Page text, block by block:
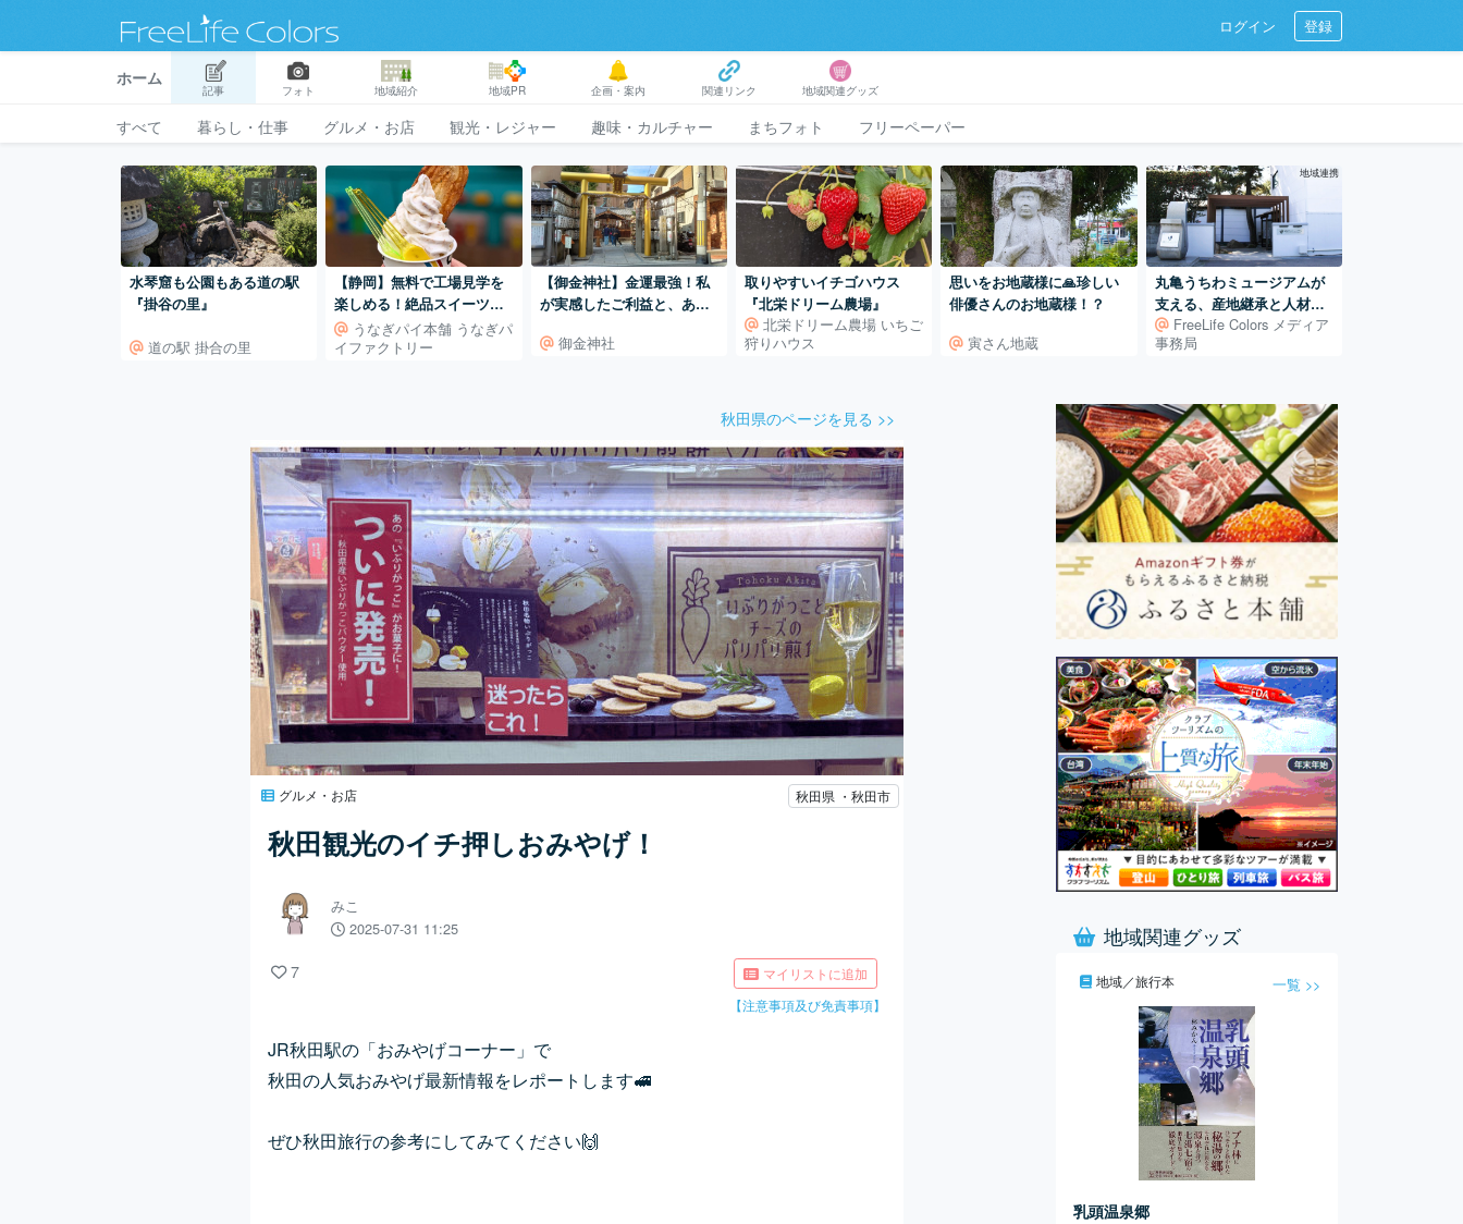
ログイン 登録
ホーム
記事 フォト 地域紹介 地域PR 企画・案内 関連リンク 地域関連グッズ
すべて 暮らし・仕事 グルメ・お店 観光・レジャー 趣味・カルチャー まちフォト フリーペーパー
水琴窟も公園もある道の駅
『掛谷の里』
道の駅 掛合の里
【静岡】無料で工場見学を
楽しめる！絶品スイーツも♪
『うなぎパイファクトリ
ー』
うなぎパイ本舗 うなぎパ
イファクトリー
【御金神社】金運最強！私
が実感したご利益と、あま
神様も祀られている！
御金神社
取りやすいイチゴハウス
『北栄ドリーム農場』
北栄ドリーム農場 いちご
狩りハウス
思いをお地蔵様に🙏珍しい
俳優さんのお地蔵様！？
寅さん地蔵
地域連携
丸亀うちわミュージアムが
支える、産地継承と人材育
成 ― 400年続く地場産業
を、次の世代へ
FreeLife Colors メディア
事務局
秋田県のページを見る >>
グルメ・お店 秋田県 ・秋田市
秋田観光のイチ押しおみやげ！
みこ
2025-07-31 11:25
7
マイリストに追加
【注意事項及び免責事項】
JR秋田駅の「おみやげコーナー」で
秋田の人気おみやげ最新情報をレポートします🚅
ぜひ秋田旅行の参考にしてみてください🙌
地域関連グッズ
地域／旅行本 一覧 >>
乳頭温泉郷